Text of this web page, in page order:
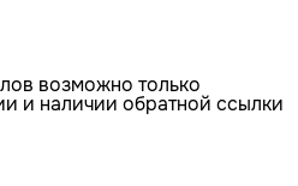
возможно только
и наличии обратной ссылки